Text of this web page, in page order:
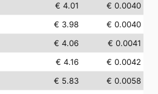
€ 4.01
€ 0.0040
€ 3.98
€ 0.0040
€ 4.06
€ 0.0041
€ 4.16
€ 0.0042
€ 5.83
€ 0.0058